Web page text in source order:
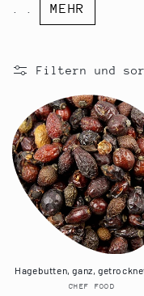
. .
MEHR
Filtern und
Hagebutten, ganz,
CHEF FOOD